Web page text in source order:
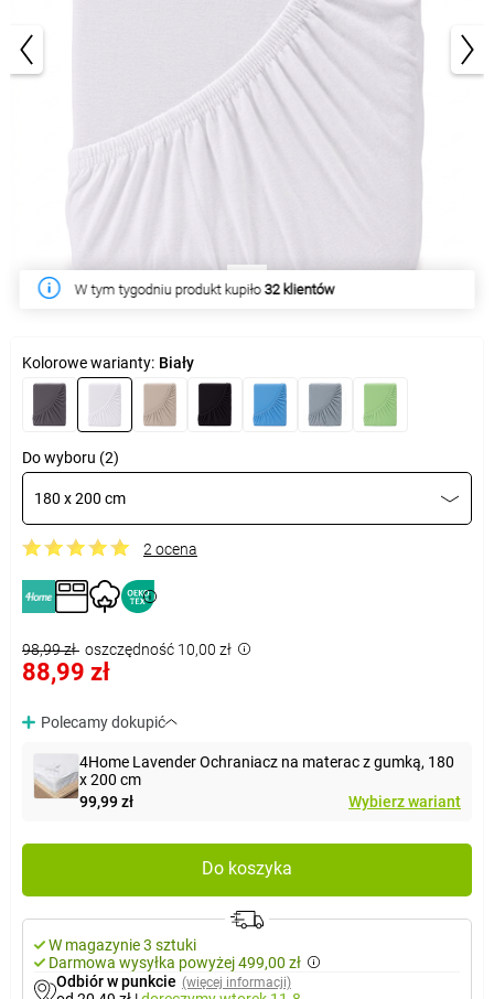
W tym tygodniu produkt kupiło32 klientów
Kolorowe warianty: Biały
Do wyboru (2)
180 x 200 cm
2 ocena
98,99 zł oszczędność 10,00 zł
88,99 zł
Polecamy dokupić
4Home Lavender Ochraniacz na materac z gumką, 180
x 200 cm
99,99 zł
Wybierz wariant
Do koszyka
W magazynie 3 sztuki
Darmowa wysyłka powyżej 499,00 zł
Odbiór w punkcie (więcej informacji)